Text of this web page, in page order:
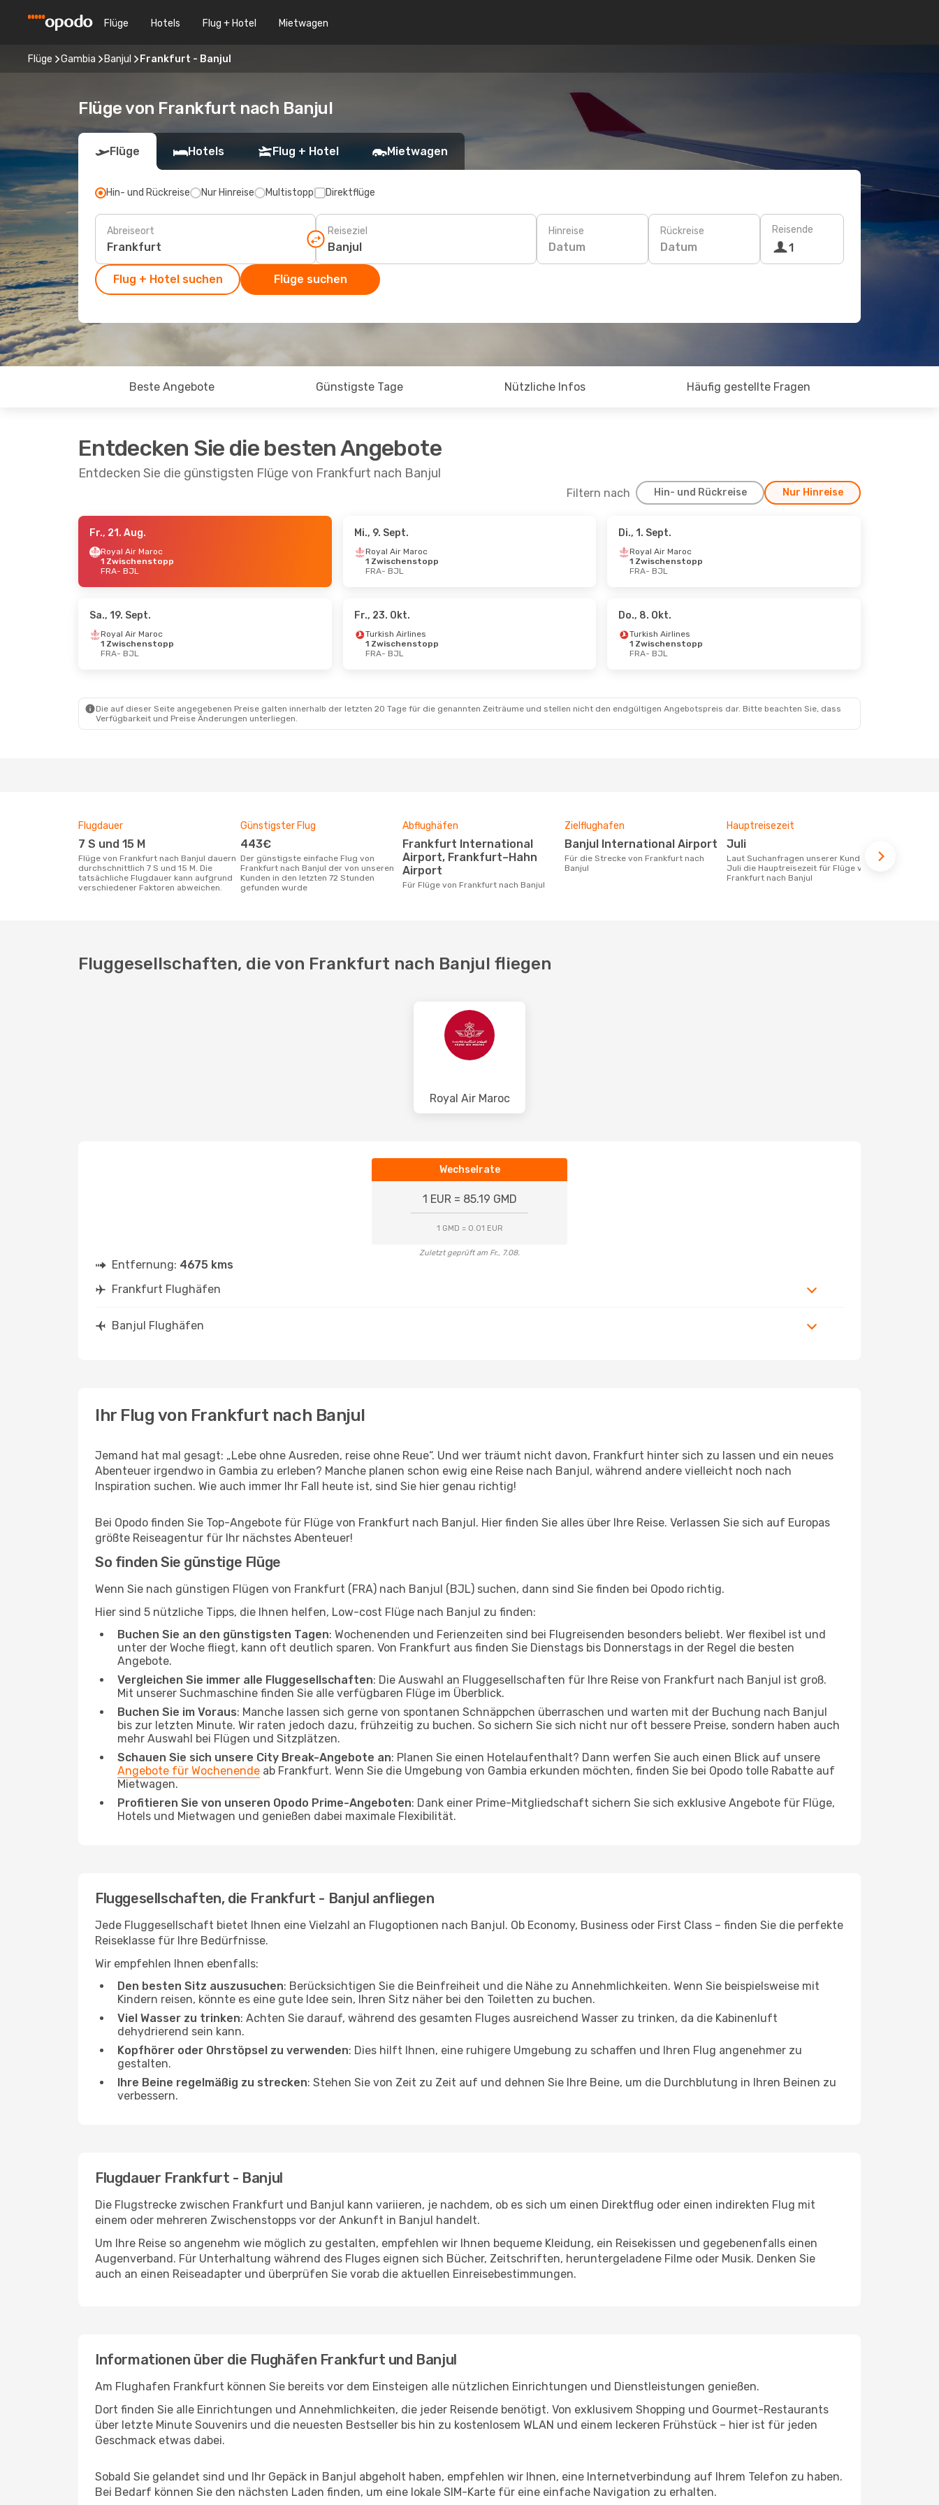
Flüge Hotels Flug + Hotel Mietwagen
Flüge Gambia Banjul Frankfurt - Banjul
Flüge von Frankfurt nach Banjul
Flüge Hotels Flug + Hotel Mietwagen
Hin- und Rückreise Nur Hinreise Multistopp Direktflüge
Abreiseort Reiseziel Hinreise
Datum
Rückreise
Datum
Reisende
1
Flug + Hotel suchen Flüge suchen
Beste Angebote Günstigste Tage Nützliche Infos Häufig gestellte Fragen
Entdecken Sie die besten Angebote
Entdecken Sie die günstigsten Flüge von Frankfurt nach Banjul
Filtern nach Hin- und Rückreise Nur Hinreise
- Sa., 19. Sept. - Mi., 19. Aug. - So., 6. Sept.
- Mo., 12. Okt.
Brussels Airlines
1 Zwischenstopp
- So., 25. Okt.
Turkish Airlines
1 Zwischenstopp
BJL
- So., 27. Sept.
Royal Air Maroc
2 Zwischenstopps
Fr., 21. Aug.
Royal Air Maroc
1 Zwischenstopp
FRA- BJL
Mi., 9. Sept.
Royal Air Maroc
1 Zwischenstopp
FRA- BJL
Di., 1. Sept.
Royal Air Maroc
1 Zwischenstopp
FRA- BJL
Sa., 19. Sept.
Royal Air Maroc
1 Zwischenstopp
FRA- BJL
Fr., 23. Okt.
Turkish Airlines
1 Zwischenstopp
FRA- BJL
Do., 8. Okt.
Turkish Airlines
1 Zwischenstopp
FRA- BJL
Die auf dieser Seite angegebenen Preise galten innerhalb der letzten 20 Tage für die genannten Zeiträume und stellen nicht den endgültigen Angebotspreis dar. Bitte beachten Sie, dass
Verfügbarkeit und Preise Änderungen unterliegen.
Flugdauer
7 S und 15 M
Flüge von Frankfurt nach Banjul dauern
durchschnittlich 7 S und 15 M. Die
tatsächliche Flugdauer kann aufgrund
verschiedener Faktoren abweichen.
Günstigster Flug
443€
Der günstigste einfache Flug von
Frankfurt nach Banjul der von unseren
Kunden in den letzten 72 Stunden
gefunden wurde
Abflughäfen
Frankfurt International
Airport, Frankfurt–Hahn
Airport
Für Flüge von Frankfurt nach Banjul
Zielflughafen
Banjul International Airport
Für die Strecke von Frankfurt nach
Banjul
Hauptreisezeit
Juli
Laut Suchanfragen unserer Kunden ist
Juli die Hauptreisezeit für Flüge von
Frankfurt nach Banjul
Fluggesellschaften, die von Frankfurt nach Banjul fliegen
Royal Air Maroc
Wechselrate
1 EUR = 85.19 GMD
1 GMD = 0.01 EUR
Zuletzt geprüft am Fr., 7.08.
Entfernung: 4675 kms
Frankfurt Flughäfen
Banjul Flughäfen
Ihr Flug von Frankfurt nach Banjul
Jemand hat mal gesagt: „Lebe ohne Ausreden, reise ohne Reue“. Und wer träumt nicht davon, Frankfurt hinter sich zu lassen und ein neues
Abenteuer irgendwo in Gambia zu erleben? Manche planen schon ewig eine Reise nach Banjul, während andere vielleicht noch nach
Inspiration suchen. Wie auch immer Ihr Fall heute ist, sind Sie hier genau richtig!
Bei Opodo finden Sie Top-Angebote für Flüge von Frankfurt nach Banjul. Hier finden Sie alles über Ihre Reise. Verlassen Sie sich auf Europas
größte Reiseagentur für Ihr nächstes Abenteuer!
So finden Sie günstige Flüge
Wenn Sie nach günstigen Flügen von Frankfurt (FRA) nach Banjul (BJL) suchen, dann sind Sie finden bei Opodo richtig.
Hier sind 5 nützliche Tipps, die Ihnen helfen, Low-cost Flüge nach Banjul zu finden:
Buchen Sie an den günstigsten Tagen: Wochenenden und Ferienzeiten sind bei Flugreisenden besonders beliebt. Wer flexibel ist und
unter der Woche fliegt, kann oft deutlich sparen. Von Frankfurt aus finden Sie Dienstags bis Donnerstags in der Regel die besten
Angebote.
Vergleichen Sie immer alle Fluggesellschaften: Die Auswahl an Fluggesellschaften für Ihre Reise von Frankfurt nach Banjul ist groß.
Mit unserer Suchmaschine finden Sie alle verfügbaren Flüge im Überblick.
Buchen Sie im Voraus: Manche lassen sich gerne von spontanen Schnäppchen überraschen und warten mit der Buchung nach Banjul
bis zur letzten Minute. Wir raten jedoch dazu, frühzeitig zu buchen. So sichern Sie sich nicht nur oft bessere Preise, sondern haben auch
mehr Auswahl bei Flügen und Sitzplätzen.
Schauen Sie sich unsere City Break-Angebote an: Planen Sie einen Hotelaufenthalt? Dann werfen Sie auch einen Blick auf unsere
Angebote für Wochenende ab Frankfurt. Wenn Sie die Umgebung von Gambia erkunden möchten, finden Sie bei Opodo tolle Rabatte auf
Mietwagen.
Profitieren Sie von unseren Opodo Prime-Angeboten: Dank einer Prime-Mitgliedschaft sichern Sie sich exklusive Angebote für Flüge,
Hotels und Mietwagen und genießen dabei maximale Flexibilität.
Fluggesellschaften, die Frankfurt - Banjul anfliegen
Jede Fluggesellschaft bietet Ihnen eine Vielzahl an Flugoptionen nach Banjul. Ob Economy, Business oder First Class – finden Sie die perfekte
Reiseklasse für Ihre Bedürfnisse.
Wir empfehlen Ihnen ebenfalls:
Den besten Sitz auszusuchen: Berücksichtigen Sie die Beinfreiheit und die Nähe zu Annehmlichkeiten. Wenn Sie beispielsweise mit
Kindern reisen, könnte es eine gute Idee sein, Ihren Sitz näher bei den Toiletten zu buchen.
Viel Wasser zu trinken: Achten Sie darauf, während des gesamten Fluges ausreichend Wasser zu trinken, da die Kabinenluft
dehydrierend sein kann.
Kopfhörer oder Ohrstöpsel zu verwenden: Dies hilft Ihnen, eine ruhigere Umgebung zu schaffen und Ihren Flug angenehmer zu
gestalten.
Ihre Beine regelmäßig zu strecken: Stehen Sie von Zeit zu Zeit auf und dehnen Sie Ihre Beine, um die Durchblutung in Ihren Beinen zu
verbessern.
Flugdauer Frankfurt - Banjul
Die Flugstrecke zwischen Frankfurt und Banjul kann variieren, je nachdem, ob es sich um einen Direktflug oder einen indirekten Flug mit
einem oder mehreren Zwischenstopps vor der Ankunft in Banjul handelt.
Um Ihre Reise so angenehm wie möglich zu gestalten, empfehlen wir Ihnen bequeme Kleidung, ein Reisekissen und gegebenenfalls einen
Augenverband. Für Unterhaltung während des Fluges eignen sich Bücher, Zeitschriften, heruntergeladene Filme oder Musik. Denken Sie
auch an einen Reiseadapter und überprüfen Sie vorab die aktuellen Einreisebestimmungen.
Informationen über die Flughäfen Frankfurt und Banjul
Am Flughafen Frankfurt können Sie bereits vor dem Einsteigen alle nützlichen Einrichtungen und Dienstleistungen genießen.
Dort finden Sie alle Einrichtungen und Annehmlichkeiten, die jeder Reisende benötigt. Von exklusivem Shopping und Gourmet-Restaurants
über letzte Minute Souvenirs und die neuesten Bestseller bis hin zu kostenlosem WLAN und einem leckeren Frühstück – hier ist für jeden
Geschmack etwas dabei.
Sobald Sie gelandet sind und Ihr Gepäck in Banjul abgeholt haben, empfehlen wir Ihnen, eine Internetverbindung auf Ihrem Telefon zu haben.
Bei Bedarf können Sie den nächsten Laden finden, um eine lokale SIM-Karte für eine einfache Navigation zu erhalten.